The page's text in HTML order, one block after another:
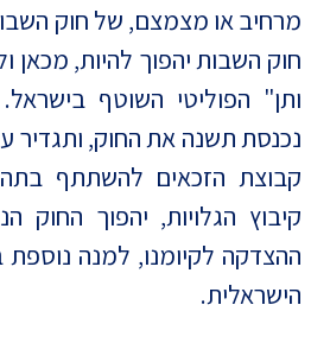
מרחיב או מצמצם, של חוק
חוק השבות יהפוך להיות,
ותן" הפוליטי השוטף
נכנסת תשנה את החוק, ותגדיר
קבוצת הזכאים להשתתף
קיבוץ הגלויות, יהפוך החוק
ההצדקה לקיומנו, למנה
הישראלית.